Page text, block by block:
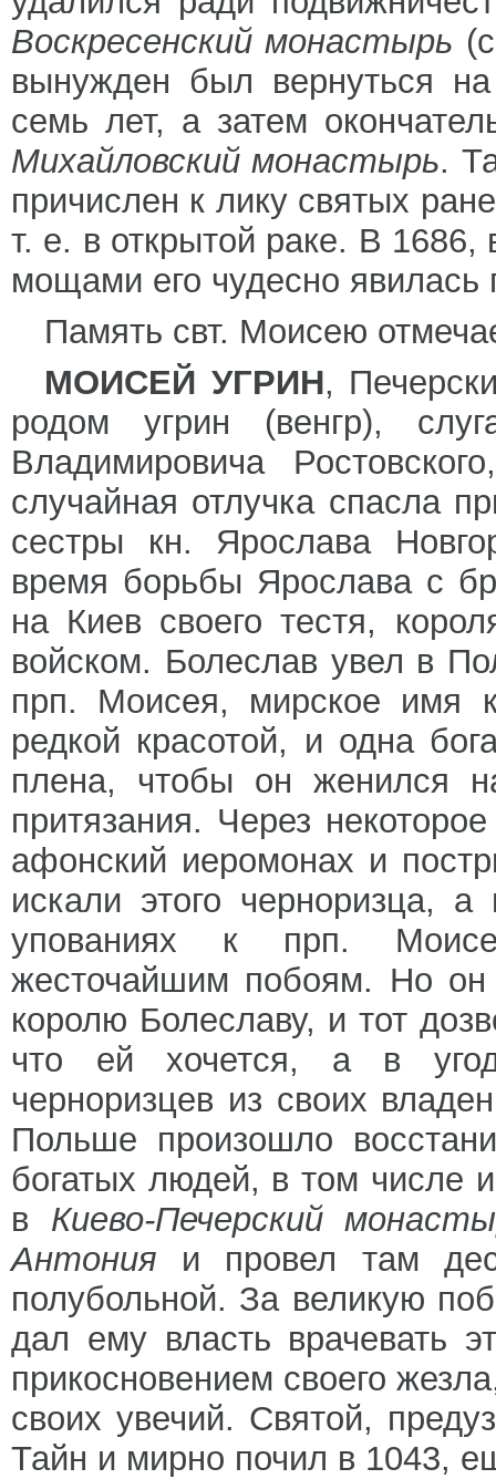
Воскресенский монастырь
вынужден был вернуться
семь лет, а затем
Михайловский монастырь.
причислен к лику святых
т. е. в открытой раке. В
мощами его чудесно явилась
Память свт. Моисею
МОИСЕЙ УГРИН,
родом угрин (венгр),
Владимировича
случайная отлучка спасла
сестры кн. Ярослава
время борьбы Ярослава с
на Киев своего тестя,
войском. Болеслав увел в
прп. Моисея, мирское имя
редкой красотой, и одна
плена, чтобы он женился
притязания. Через
афонский иеромонах и
искали этого черноризца,
упованиях к прп.
жесточайшим побоям. Но он
королю Болеславу, и тот
что ей хочется, а в
черноризцев из своих
Польше произошло
богатых людей, в том числе
в Киево-Печерский
Антония и провел там
полубольной. За великую
дал ему власть врачевать
прикосновением своего
своих увечий. Святой,
Тайн и мирно почил в 1043,